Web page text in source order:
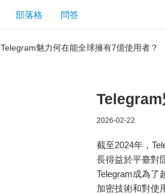
部落格 問答
Telegram魅力何在能全球擁有7億使用者？
Telegram
2026-02-22
截至2024年，
長得益於平臺對
Telegram成為了
加密技術和對使